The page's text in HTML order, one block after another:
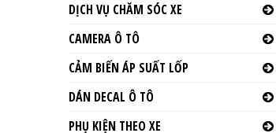
DỊCH VỤ CHĂM SÓC XE
CAMERA Ô TÔ
CẢM BIẾN ÁP SUẤT LỐP
DÁN DECAL Ô TÔ
PHỤ KIỆN THEO XE